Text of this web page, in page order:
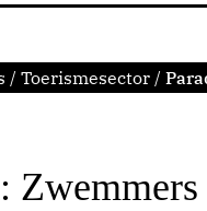
/ Toerismesector /